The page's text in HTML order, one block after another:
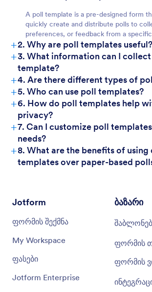
A poll template is a pre-designed form
quickly create and distribute polls to
preferences, or feedback from a
+2. Why are poll templates useful?
+3. What information can I
template?
+4. Are there different types of
+5. Who can use poll templates?
+6. How do poll templates help
privacy?
+7. Can I customize poll
needs?
+8. What are the benefits of using
templates over paper-based
Jotform
ფორმის შექმნა
My Workspace
ფასები
Jotform Enterprise
ბაზარი
ფორმის
ფორმის